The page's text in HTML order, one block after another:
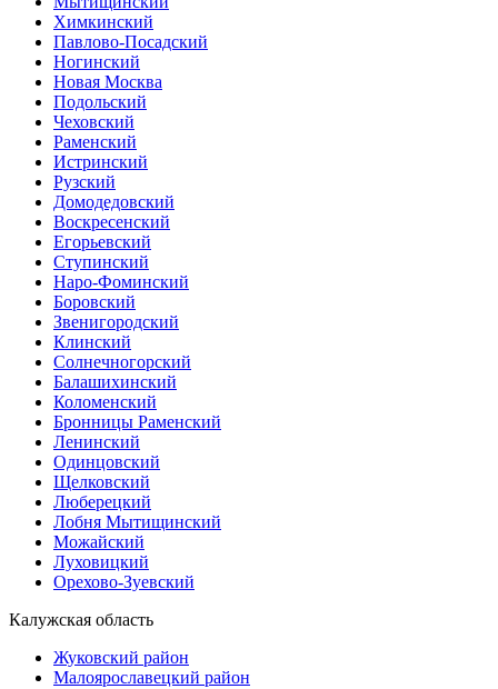
Химкинский
Павлово-Посадский
Ногинский
Новая Москва
Подольский
Чеховский
Раменский
Истринский
Рузский
Домодедовский
Воскресенский
Егорьевский
Ступинский
Наро-Фоминский
Боровский
Звенигородский
Клинский
Солнечногорский
Балашихинский
Коломенский
Бронницы Раменский
Ленинский
Одинцовский
Щелковский
Люберецкий
Лобня Мытищинский
Можайский
Луховицкий
Орехово-Зуевский
Калужская область
Жуковский район
Малоярославецкий район